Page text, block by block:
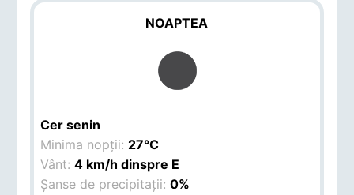
NOAPTEA
Cer senin
Minima nopții: 27°C
Vânt:4 km/h dinspre E
Șanse de precipitații:0%